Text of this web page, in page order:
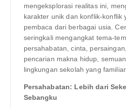
mengeksplorasi realitas ini,
karakter unik dan konflik-konflik
pembaca dari berbagai usia.
seringkali mengangkat tema-
persahabatan, cinta,
pencarian makna hidup,
lingkungan sekolah yang
Persahabatan: Lebih dari
Sebangku